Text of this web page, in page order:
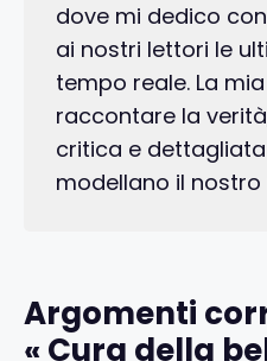
dove mi dedico
ai nostri lettori le
tempo reale. La
raccontare la
critica e
modellano il
Argomenti
« Cura della